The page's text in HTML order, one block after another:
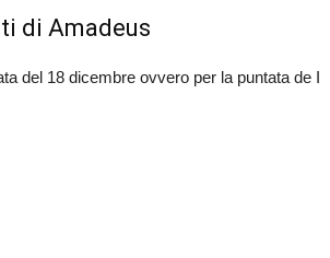
di Amadeus
del 18 dicembre ovvero per la puntata de I